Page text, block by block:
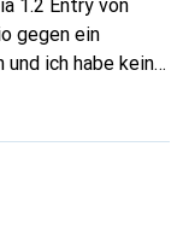
gegen ein
ich habe keine